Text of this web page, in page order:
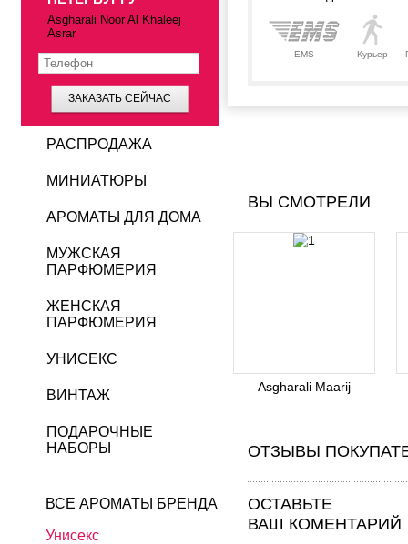
EMS Курьер
ВЫ СМОТРЕЛИ
Asgharali Maarij
ОТЗЫВЫ
ОСТАВЬТЕ
ВАШ КОМЕНТАРИЙ
Asgharali Noor Al Khaleej
Asrar
ЗАКАЗАТЬ СЕЙЧАС
РАСПРОДАЖА
МИНИАТЮРЫ
АРОМАТЫ ДЛЯ ДОМА
МУЖСКАЯ
ПАРФЮМЕРИЯ
ЖЕНСКАЯ
ПАРФЮМЕРИЯ
УНИСЕКС
ВИНТАЖ
ПОДАРОЧНЫЕ
НАБОРЫ
ВСЕ АРОМАТЫ БРЕНДА
Унисекс